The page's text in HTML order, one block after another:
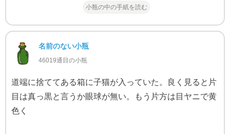
小瓶の中の手紙を読む
名前のない小瓶
46019通目の小瓶
道端に捨ててある箱に子猫が入っていた。良く見ると片
目は真っ黒と言うか眼球が無い。もう片方は目ヤニで黄
色く